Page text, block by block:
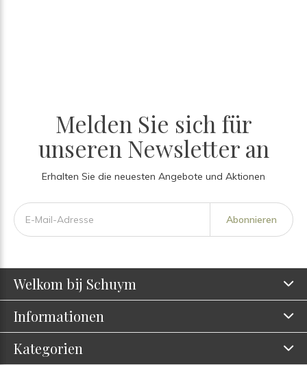
Melden Sie sich für
unseren Newsletter an
Erhalten Sie die neuesten Angebote und Aktionen
Abonnieren
Welkom bij Schuym
Informationen
Kategorien